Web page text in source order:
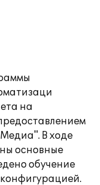
на
В ходе
основные
обучение